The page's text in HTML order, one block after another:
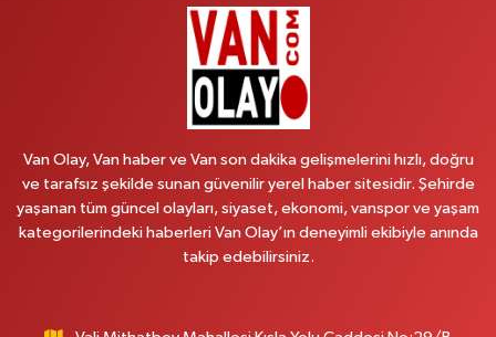
HEKİM HASTANESİ ACİL KARŞISI
Yol Tarifi Al
MAHMUDİYE MAH.ATATÜRK CAD.NO:17B
0 (531) 621 69 65 Yol Tarifi Al
Onay Eczanesi
Van Olay, Van haber ve Van son dakika gelişmelerini hızlı, doğru
ve tarafsız şekilde sunan güvenilir yerel haber sitesidir. Şehirde
yaşanan tüm güncel olayları, siyaset, ekonomi, vanspor ve yaşam
kategorilerindeki haberleri Van Olay’ın deneyimli ekibiyle anında
takip edebilirsiniz.